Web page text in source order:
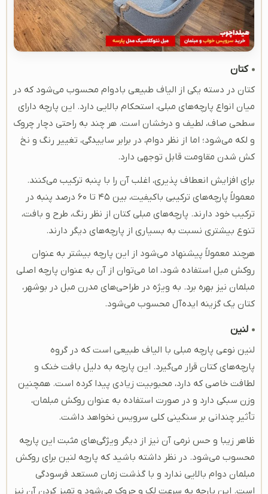
کتان
کتان در دسته یکی از الیاف طبیعی بادوام محسوب می‌شود که در
میان انواع پارچه‌های مبلی، استحکام بالایی دارد. این پارچه دارای
سطحی صاف، لطیف و درخشان است. هر چند به ‌راحتی دچار چروک
و لکه می‌شود؛ اما از نظر دوام، در برابر ساییدگی، تغییر رنگ و نخ
کش شدن مقاومت قابل ‌توجهی دارد.
برای افزایش انعطاف پذیری، اغلب آن را با پنبه ترکیب می‌کنند.
معمولاً پارچه‌های ترکیبی باکیفیت، بین ۴۵ تا ۶۰ درصد پنبه در
ترکیب خود دارند. پارچه‌های مبلی کتان از نظر رنگ، طرح و بافت،
تنوع بیشتری نسبت به بسیاری از پارچه‌های دیگر دارند.
هرچند معمولاً پیشنهاد می‌شود از این پارچه بیشتر به عنوان
روکش مبل استفاده شود، اما می‌توان از آن به عنوان پارچه اصلی
مبلمان نیز بهره برد. به ویژه در طراحی‌های مدرن مبل در بوشهر،
کتان یک گزینه ایده‌آل محسوب می‌شود.
لنین
لنین نوعی پارچه مبلی با الیاف طبیعی است که در گروه
پارچه‌های کتان قرار می‌گیرد. این پارچه به دلیل بافت خنک و
لطافت خاصی که دارد، محبوبیت زیادی پیدا کرده است. همچنین
وزن سبکی دارد و در صورت استفاده به عنوان روکش مبلمان،
تأثیر چندانی بر سنگینی کلی سرویس نخواهد داشت.
ظاهر زیبا و حس نرمی آن نیز از دیگر ویژگی‌های مثبت این پارچه
محسوب می‌شود. در نظر داشته باشید که پارچه لنین برای روکش
مبلمان دوام بالایی ندارد و با گذشت زمان مستعد فرسودگی
است. این پارچه به سرعت لک و چروک می‌شود و تمیز کردن آن نیز